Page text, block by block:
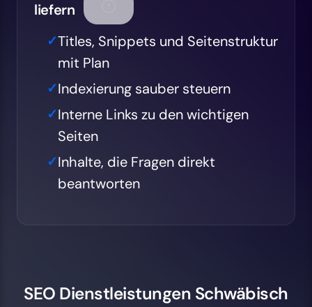
liefern
Titles, Snippets und Seitenstruktur
mit Plan
Indexierung sauber steuern
Interne Links zu den wichtigen
Seiten
Inhalte, die Fragen direkt
beantworten
SEO Dienstleistungen Schwäbisch